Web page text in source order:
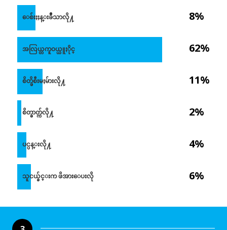
8%
62%
11%
2%
4%
6%
ေစ်းႏႈန္းခ်ိဳသာလို႔
အလြယ္တကူဝယ္ယူႏိုင္
စိတ္ဖိစီးမႈမ်ားလို႔
စိတ္ဓာတ္က်လို႔
ပင္ပန္းလို႔
သူငယ္ခ်င္းက ဖိအားေပးလို